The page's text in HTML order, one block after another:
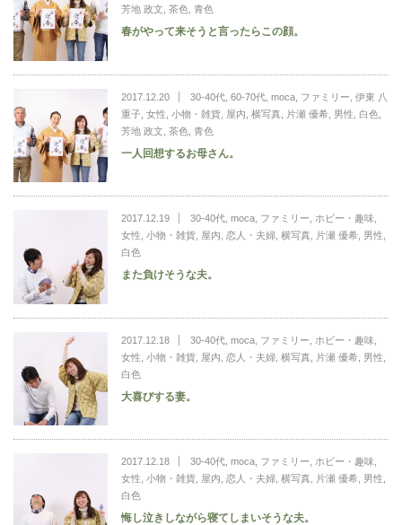
芳地 政文 茶色 青色
春がやって来そうと言ったらこの顔。
2017.12.20 30-40代, 60-70代, moca, ファミリー 伊東 八
重子 女性 小物・雑貨, 屋内 横写真 片瀬 優希, 男性 白色
芳地 政文 茶色 青色
一人回想するお母さん。
2017.12.19 30-40代, moca, ファミリー ホビー・趣味
女性 小物・雑貨, 屋内 恋人・夫婦, 横写真 片瀬 優希, 男性
白色
また負けそうな夫。
2017.12.18 30-40代, moca, ファミリー ホビー・趣味
女性 小物・雑貨, 屋内 恋人・夫婦, 横写真 片瀬 優希, 男性
白色
大喜びする妻。
2017.12.18 30-40代, moca, ファミリー ホビー・趣味
女性 小物・雑貨, 屋内 恋人・夫婦, 横写真 片瀬 優希, 男性
白色
悔し泣きしながら寝てしまいそうな夫。